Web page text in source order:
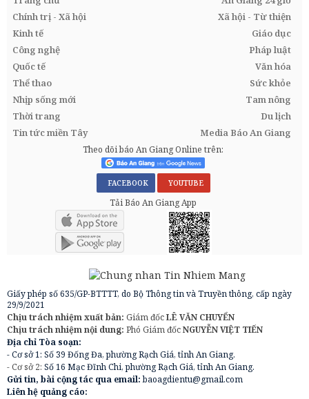
Chính trị - Xã hội
Xã hội - Từ thiện
Kinh tế
Giáo dục
Công nghệ
Pháp luật
Quốc tế
Văn hóa
Thể thao
Sức khỏe
Nhịp sống mới
Tam nông
Thời trang
Du lịch
Tin tức miền Tây
Media Báo An Giang
Theo dõi báo An Giang Online trên:
FACEBOOK YOUTUBE
Tải Báo An Giang App
Giấy phép số 635/GP-BTTTT, do Bộ Thông tin và Truyền thông, cấp ngày
29/9/2021
Chịu trách nhiệm xuất bản: Giám đốcLÊ VĂN CHUYỂN
Chịu trách nhiệm nội dung: Phó Giám đốcNGUYỄN VIỆT TIẾN
Địa chỉ Tòa soạn:
- Cơ sở 1: Số 39 Đống Đa, phường Rạch Giá, tỉnh An Giang.
- Cơ sở 2: Số 16 Mạc Đĩnh Chi, phường Rạch Giá, tỉnh An Giang.
Gửi tin, bài cộng tác qua email:baoagdientu@gmail.com
Liên hệ quảng cáo: